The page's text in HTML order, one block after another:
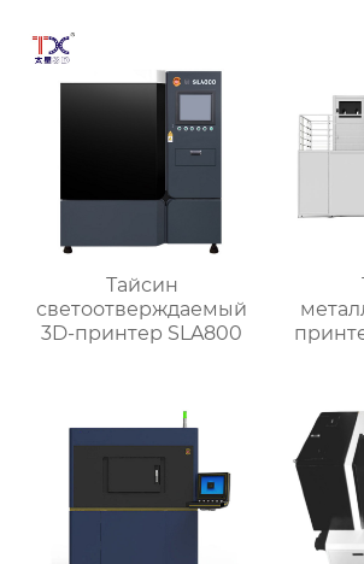
Тайсин
светоотверждаемый
3D-принтер SLA800